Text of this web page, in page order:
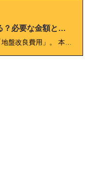
地盤改良費用は30坪でいくらかかる？必要な金額と相場